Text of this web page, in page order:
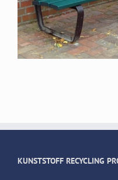
KUNSTSTOFF RECYCLING